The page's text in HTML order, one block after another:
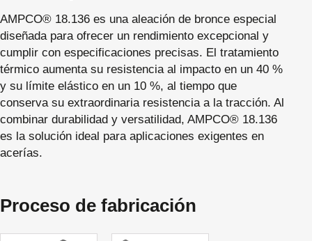
AMPCO® 18.136 es una aleación de bronce especial
diseñada para ofrecer un rendimiento excepcional y
cumplir con especificaciones precisas. El tratamiento
térmico aumenta su resistencia al impacto en un 40 %
y su límite elástico en un 10 %, al tiempo que
conserva su extraordinaria resistencia a la tracción. Al
combinar durabilidad y versatilidad, AMPCO® 18.136
es la solución ideal para aplicaciones exigentes en
acerías.
Proceso de fabricación